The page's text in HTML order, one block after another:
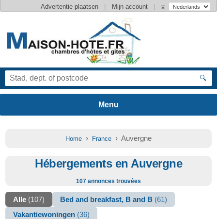
Advertentie plaatsen | Mijn account | 🌐
🔍
Home › France › Auvergne
Hébergements en Auvergne
107 annonces trouvées
Alle (107) Bed and breakfast, B and B (61)
Vakantiewoningen (36)